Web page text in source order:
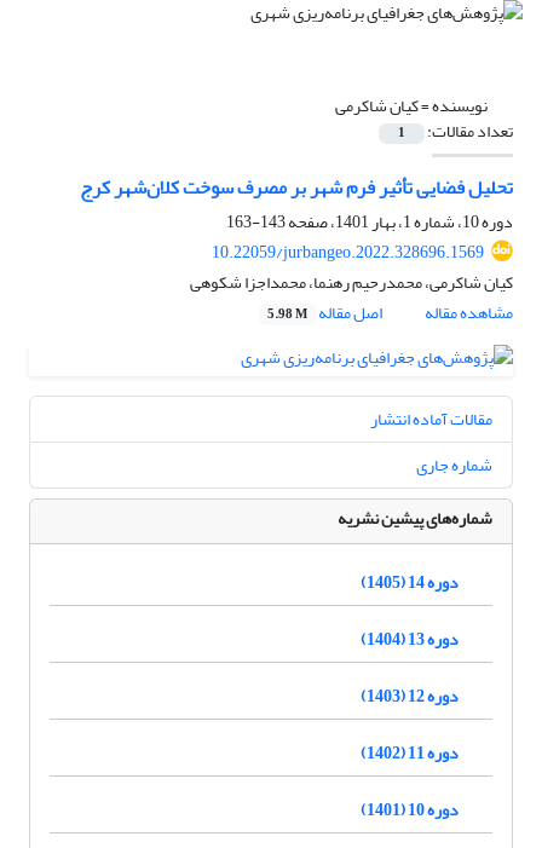
نویسنده =کیان شاکرمی
تعداد مقالات: 1
تحلیل فضایی تأثیر فرم شهر بر مصرف سوخت کلان‌شهر کرج
دوره 10، شماره 1، بهار 1401، صفحه
143-163
10.22059/jurbangeo.2022.328696.1569
کیان شاکرمی، محمدرحیم رهنما، محمداجزا شکوهی
مشاهده مقاله
اصل مقاله 5.98 M
مقالات آماده انتشار
شماره جاری
شماره‌های پیشین نشریه
دوره 14 (1405)
دوره 13 (1404)
دوره 12 (1403)
دوره 11 (1402)
دوره 10 (1401)